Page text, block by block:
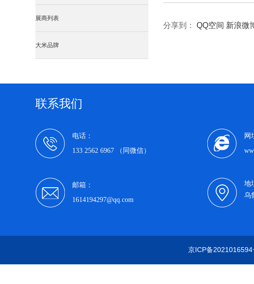
展商列表
大米品牌
分享到： QQ空间 新浪微
联系我们
电话：
133 2562 6967 （同微信）
网
邮箱：
1614194297@qq.com
地
乌
京ICP备2021016594